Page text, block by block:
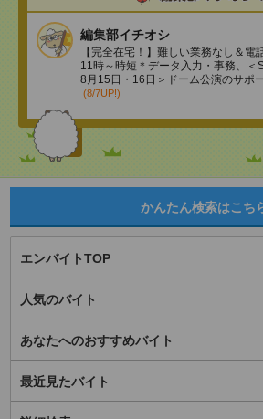
編集部イチオシ
【完全在宅！】難しい業務なし＆電
11時～時短＊データ入力・事務、＜
8月15日・16日＞ドーム公演のサポ
(8/7UP!)
かんたん検索はこち
エンバイトTOP
人気のバイト
あなたへのおすすめバイト
最近見たバイト